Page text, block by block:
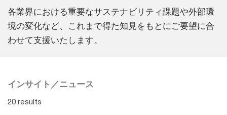
各業界における重要なサステナビリティ課題や外部環
境の変化など、これまで得た知見をもとにご要望に合
わせて支援いたします。
インサイト／ニュース
20 results